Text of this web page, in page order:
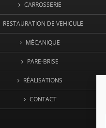
CARROSSERIE
RESTAURATION DE VEHICULE
MÉCANIQUE
PARE-BRISE
RÉALISATIONS
CONTACT